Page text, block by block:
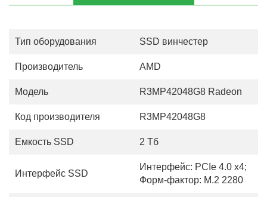
Тип оборудования SSD винчестер
Производитель AMD
Модель R3MP42048G8 Radeon
Код производителя R3MP42048G8
Емкость SSD 2 Тб
Интерфейс SSD
Интерфейс: PCIe 4.0 x4;
Форм-фактор: M.2 2280